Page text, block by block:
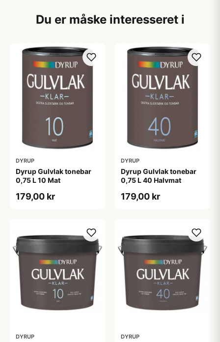
Du er måske interesseret i
DYRUP
Dyrup Gulvlak tonebar
0,75 L 10 Mat
179,00 kr
DYRUP
Dyrup Gulvlak tonebar
0,75 L 40 Halvmat
179,00 kr
DYRUP DYRUP